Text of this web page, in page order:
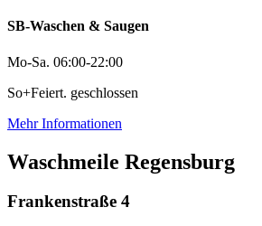
SB-Waschen & Saugen
Mo-Sa. 06:00-22:00
So+Feiert. geschlossen
Mehr Informationen
Waschmeile Regensburg
Frankenstraße 4